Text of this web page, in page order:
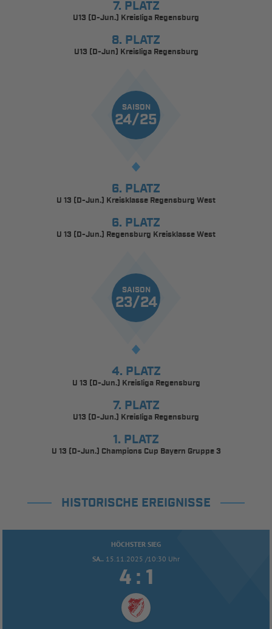
7. PLATZ
U13 (D-Jun.) Kreisliga Regensburg
8. PLATZ
U13 (D-Jun) Kreisliga Regensburg
SAISON
24/25
6. PLATZ
U 13 (D-Jun.) Kreisklasse Regensburg West
6. PLATZ
U 13 (D-Jun.) Regensburg Kreisklasse West
SAISON
23/24
4. PLATZ
U 13 (D-Jun.) Kreisliga Regensburg
7. PLATZ
U13 (D-Jun.) Kreisliga Regensburg
1. PLATZ
U 13 (D-Jun.) Champions Cup Bayern Gruppe 3
HISTORISCHE EREIGNISSE
HÖCHSTER SIEG
SA.. 15.11.2025 /10:30 Uhr
 : 